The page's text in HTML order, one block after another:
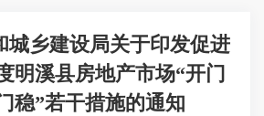
城乡建设局关于印发促进
明溪县房地产市场“开门
稳”若干措施的通知